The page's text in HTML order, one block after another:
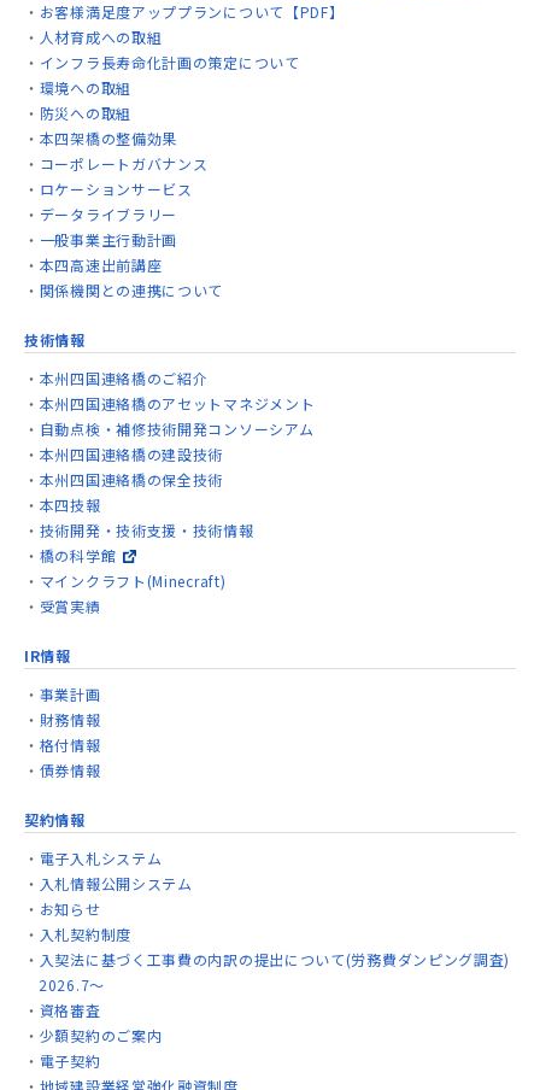
お客様満足度アッププランについて【PDF】
人材育成への取組
インフラ長寿命化計画の策定について
環境への取組
防災への取組
本四架橋の整備効果
コーポレートガバナンス
ロケーションサービス
データライブラリー
一般事業主行動計画
本四高速出前講座
関係機関との連携について
技術情報
本州四国連絡橋のご紹介
本州四国連絡橋のアセットマネジメント
自動点検・補修技術開発コンソーシアム
本州四国連絡橋の建設技術
本州四国連絡橋の保全技術
本四技報
技術開発・技術支援・技術情報
橋の科学館
マインクラフト(Minecraft)
受賞実績
IR情報
事業計画
財務情報
格付情報
債券情報
契約情報
電子入札システム
入札情報公開システム
お知らせ
入札契約制度
入契法に基づく工事費の内訳の提出について(労務費ダンピング調査)
2026.7～
資格審査
少額契約のご案内
電子契約
地域建設業経営強化融資制度